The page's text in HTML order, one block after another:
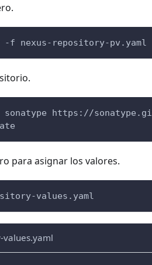
-f nexus-repository-pv.yaml
sonatype https://
para asignar los valores.
values.yaml
values.yaml